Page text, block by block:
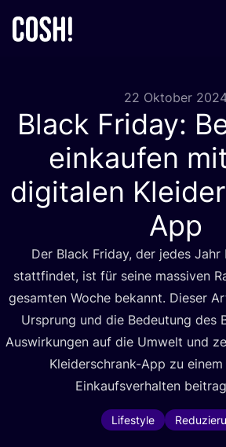
22 Oktober
Black Friday:
einkaufen
digitalen
App
Der Black Fri­day, der jedes Jahr
statt­fin­det, ist für sei­ne mas­si­ven
gesam­ten Woche bekannt. Die­ser
Ursprung und die Bedeu­tung des
Aus­wir­kun­gen auf die Umwelt und
Klei­der­schrank-App zu
Ein­kaufs­ver­hal­ten
Lifestyle